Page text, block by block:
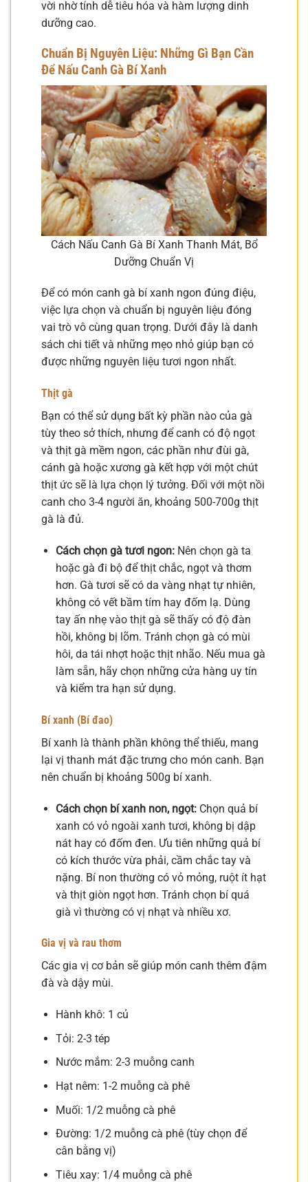
vời nhờ tính dễ tiêu hóa và hàm lượng dinh
dưỡng cao.
Chuẩn Bị Nguyên Liệu: Những Gì Bạn Cần
Để Nấu Canh Gà Bí Xanh
Cách Nấu Canh Gà Bí Xanh Thanh Mát, Bổ
Dưỡng Chuẩn Vị
Để có món canh gà bí xanh ngon đúng điệu,
việc lựa chọn và chuẩn bị nguyên liệu đóng
vai trò vô cùng quan trọng. Dưới đây là danh
sách chi tiết và những mẹo nhỏ giúp bạn có
được những nguyên liệu tươi ngon nhất.
Thịt gà
Bạn có thể sử dụng bất kỳ phần nào của gà
tùy theo sở thích, nhưng để canh có độ ngọt
và thịt gà mềm ngon, các phần như đùi gà,
cánh gà hoặc xương gà kết hợp với một chút
thịt ức sẽ là lựa chọn lý tưởng. Đối với một nồi
canh cho 3-4 người ăn, khoảng 500-700g thịt
gà là đủ.
Cách chọn gà tươi ngon:Nên chọn gà ta
hoặc gà đi bộ để thịt chắc, ngọt và thơm
hơn. Gà tươi sẽ có da vàng nhạt tự nhiên,
không có vết bầm tím hay đốm lạ. Dùng
tay ấn nhẹ vào thịt gà sẽ thấy có độ đàn
hồi, không bị lõm. Tránh chọn gà có mùi
hôi, da tái nhợt hoặc thịt nhão. Nếu mua gà
làm sẵn, hãy chọn những cửa hàng uy tín
và kiểm tra hạn sử dụng.
Bí xanh (Bí đao)
Bí xanh là thành phần không thể thiếu, mang
lại vị thanh mát đặc trưng cho món canh. Bạn
nên chuẩn bị khoảng 500g bí xanh.
Cách chọn bí xanh non, ngọt:Chọn quả bí
xanh có vỏ ngoài xanh tươi, không bị dập
nát hay có đốm đen. Ưu tiên những quả bí
có kích thước vừa phải, cầm chắc tay và
nặng. Bí non thường có vỏ mỏng, ruột ít hạt
và thịt giòn ngọt hơn. Tránh chọn bí quá
già vì thường có vị nhạt và nhiều xơ.
Gia vị và rau thơm
Các gia vị cơ bản sẽ giúp món canh thêm đậm
đà và dậy mùi.
Hành khô: 1 củ
Tỏi: 2-3 tép
Nước mắm: 2-3 muỗng canh
Hạt nêm: 1-2 muỗng cà phê
Muối: 1/2 muỗng cà phê
Đường: 1/2 muỗng cà phê (tùy chọn để
cân bằng vị)
Tiêu xay: 1/4 muỗng cà phê